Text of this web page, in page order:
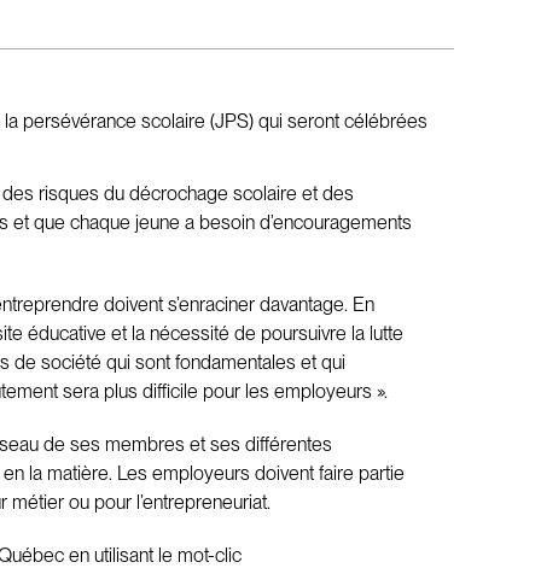
persévérance scolaire (JPS) qui seront célébrées
risques du décrochage scolaire et des
et que chaque jeune a besoin d’encouragements
doivent s’enraciner davantage. En
éducative et la nécessité de poursuivre la lutte
de société qui sont fondamentales et qui
sera plus difficile pour les employeurs ».
de ses membres et ses différentes
la matière. Les employeurs doivent faire partie
ou pour l’entrepreneuriat.
en utilisant le mot-clic